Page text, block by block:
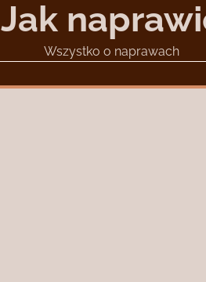
Jak
Wszystko o naprawach